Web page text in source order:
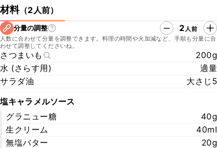
材料（2人前）
分量の調整 2 人前
人数に合わせて分量を調整できます。料理の時間や火加減など、手順も分量に合
わせて調整してくださいね。
さつまいも
200g
水 (さらす用)
適量
サラダ油
大さじ5
塩キャラメルソース
グラニュー糖
40g
生クリーム
40ml
無塩バター
20g